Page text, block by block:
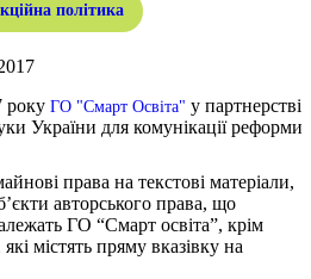
політика
року ГО "Смарт Освіта" у партнерстві
України для комунікації реформи
права на текстові матеріали,
авторського права, що
ГО “Смарт освіта”, крім
містять пряму вказівку на